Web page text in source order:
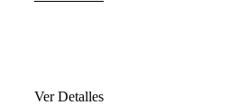
Ver Detalles